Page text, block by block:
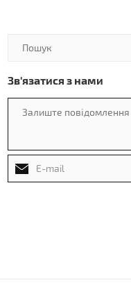
Зв'язатися з нами